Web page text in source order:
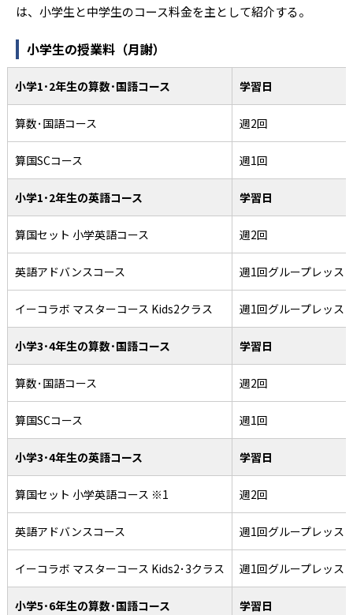
は、小学生と中学生のコース料金を主として紹介する。
小学生の授業料（月謝）
小学1･2年生の算数･国語コース 学習日
算数･国語コース 週2回
算国SCコース 週1回
小学1･2年生の英語コース 学習日
算国セット 小学英語コース 週2回
英語アドバンスコース 週1回グループレッス
イーコラボ マスターコース Kids2クラス 週1回グループレッス
小学3･4年生の算数･国語コース 学習日
算数･国語コース 週2回
算国SCコース 週1回
小学3･4年生の英語コース 学習日
算国セット 小学英語コース ※1 週2回
英語アドバンスコース 週1回グループレッス
イーコラボ マスターコース Kids2･3クラス 週1回グループレッス
小学5･6年生の算数･国語コース 学習日